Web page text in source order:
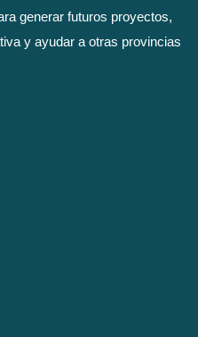
generar futuros proyectos,
y ayudar a otras provincias